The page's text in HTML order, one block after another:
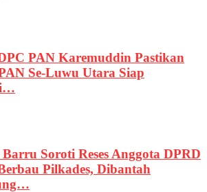
PAN Karemuddin Pastikan
Se-Luwu Utara Siap
Soroti Reses Anggota DPRD
Pilkades, Dibantah